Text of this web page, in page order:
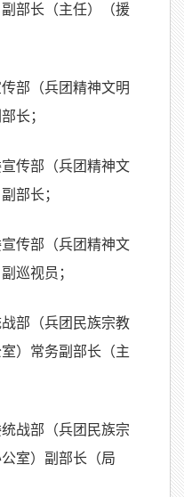
部长（主任）（援
部（兵团精神文明
长；
传部（兵团精神文
部长；
传部（兵团精神文
巡视员；
部（兵团民族宗教
）常务副部长（主
战部（兵团民族宗
室）副部长（局